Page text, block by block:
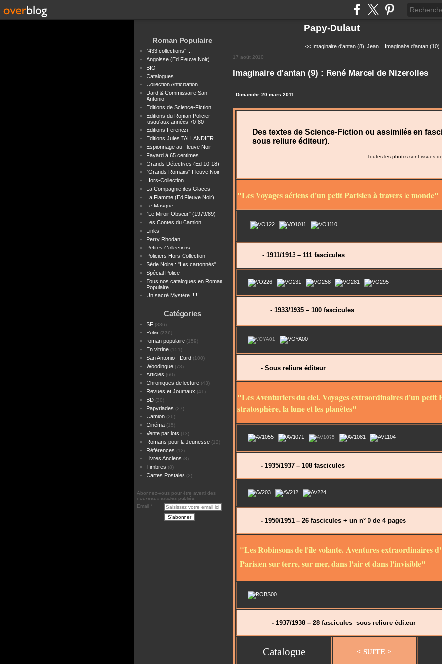
Papy-Dulaut
Roman Populaire
"433 collections" ...
Angoisse (Ed Fleuve Noir)
BIO
Catalogues
Collection Anticipation
Dard & Commissaire San-
Antonio
Editions de Science-Fiction
Editions du Roman Policier
jusqu'aux années 70-80
Editions Ferenczi
Editions Jules TALLANDIER
Espionnage au Fleuve Noir
Fayard à 65 centimes
Grands Détectives (Ed 10-18)
"Grands Romans" Fleuve Noir
Hors-Collection
La Compagnie des Glaces
La Flamme (Ed Fleuve Noir)
Le Masque
"Le Miroir Obscur" (1979/89)
Les Contes du Camion
Links
Perry Rhodan
Petites Collections...
Policiers Hors-Collection
Série Noire : "Les cartonnés"...
Spécial Police
Tous nos catalogues en Roman
Populaire
Un sacré Mystère !!!!!
Catégories
SF (386)
Polar (236)
roman populaire (159)
En vitrine (151)
San Antonio - Dard (100)
Woodingue (78)
Articles (60)
Chroniques de lecture (43)
Revues et Journaux (41)
BD (30)
Papyriades (27)
Camion (26)
Cinéma (15)
Vente par lots (13)
Romans pour la Jeunesse (12)
Références (12)
Livres Anciens (8)
Timbres (8)
Cartes Postales (2)
Abonnez-vous pour être averti des
nouveaux articles publiés.
Email
<< Imaginaire d'antan (8): Jean... Imaginaire d'antan (10)
17 août 2010
Imaginaire d'antan (9) : René Marcel de Nizerolles
Dimanche 20 mars 2011
Des textes de Science-Fiction ou assimilésen
sous reliure éditeur).
Toutes les photos sont issues
"Les Voyages aériens d'un petit Parisien à travers le monde"
- 1911/1913 – 111 fascicules
- 1933/1935 – 100 fascicules
- Sous reliure éditeur
"Les Aventuriers du ciel. Voyages extraordinaires d'un petit
stratosphère, la lune et les planètes"
- 1935/1937 – 108 fascicules
- 1950/1951 – 26 fascicules + un n° 0 de 4 pages
"Les Robinsons de l'île volante. Aventures extraordinaires
Parisien sur terre, sur mer, dans l'air et dans l'invisible"
- 1937/1938 – 28 fascicules sous reliure éditeur
Catalogue < SUITE >